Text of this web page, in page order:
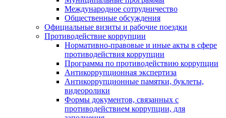
Международное сотрудничество
Общественные обсуждения
Официальные визиты и рабочие поездки
Противодействие коррупции
Нормативно-правовые и иные акты в сфере
противодействия коррупции
Программа по противодействию коррупции
Антикоррупционная экспертиза
Антикоррупционные памятки, буклеты,
видеоролики
Формы документов, связанных с
противодействием коррупции, для